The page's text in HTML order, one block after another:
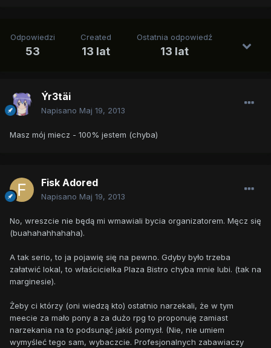
Odpowiedzi
53
Created
13 lat
Ostatnia odpowiedź
13 lat
Ýr3täi
Napisano Maj 19, 2013
Masz mój miecz - 100% jestem (chyba)
Fisk Adored
Napisano Maj 19, 2013
No, wreszcie nie będą mi wmawiali bycia organizatorem. Męcz się
(buahahahhahaha).
A tak serio, to ja pojawię się na pewno. Gdyby było trzeba
załatwić lokal, to właścicielka Plaza Bistro chyba mnie lubi. (tak na
marginesie).
Żeby ci którzy (oni wiedzą kto) ostatnio narzekali, że w tym
meecie za mało pony a za dużo rpg to proponuję zamiast
narzekania na to podsunąć jakiś pomysł. (Nie, nie umiem
wymyśleć tego sam, wybaczcie. Profesjonalnych zabawiaczy